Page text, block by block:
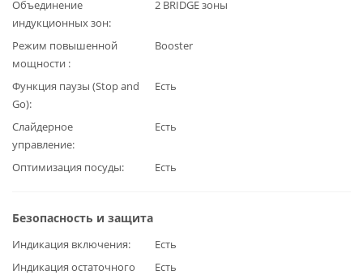
Объединение
индукционных зон
2 BRIDGE зоны
Режим повышенной
мощности
Booster
Функция паузы (Stop and
Go)
Есть
Слайдерное
управление
Есть
Оптимизация посуды Есть
Безопасность и защита
Индикация включения
Есть
Индикация остаточного
Есть